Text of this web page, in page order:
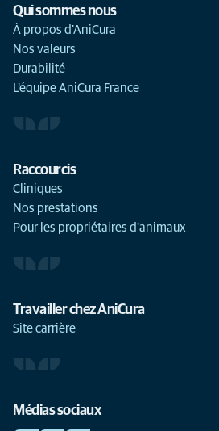
Qui sommes nous
À propos d'AniCura
Nos valeurs
Durabilité
L'équipe AniCura France
Raccourcis
Cliniques
Nos prestations
Pour les propriétaires d'animaux
Travailler chez AniCura
Site carrière
Médias sociaux